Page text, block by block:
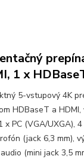
1 x
5-vstupový 4K
HDBaseT a
x PC (VGA/UXGA),
(jack 6,3 mm),
(mini jack 3,5